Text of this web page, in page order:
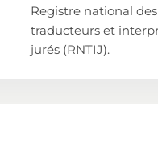
Registre national des
traducteurs et
jurés (RNTIJ).